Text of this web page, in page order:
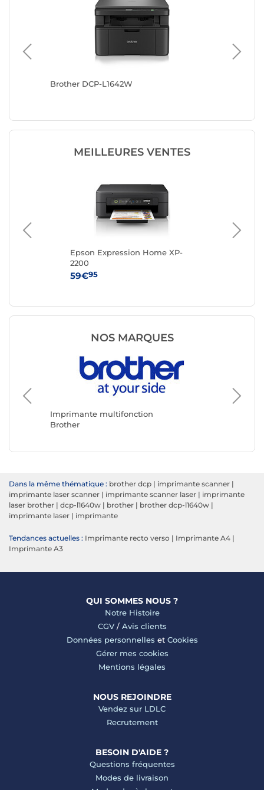
Brother DCP-L1642W
MEILLEURES VENTES
Epson Expression Home XP-
2200
59€95
NOS MARQUES
Imprimante multifonction
Brother
HP
Dans la même thématique : brother dcp | imprimante scanner |
imprimante laser scanner | imprimante scanner laser | imprimante
laser brother | dcp-l1640w | brother | brother dcp-l1640w |
imprimante laser | imprimante
Tendances actuelles : Imprimante recto verso | Imprimante A4 |
Imprimante A3
QUI SOMMES NOUS ?
Notre Histoire
CGV/ Avis clients
Données personnelles et Cookies
Gérer mes cookies
Mentions légales
NOUS REJOINDRE
Vendez sur LDLC
Recrutement
BESOIN D'AIDE ?
Questions fréquentes
Modes de livraison